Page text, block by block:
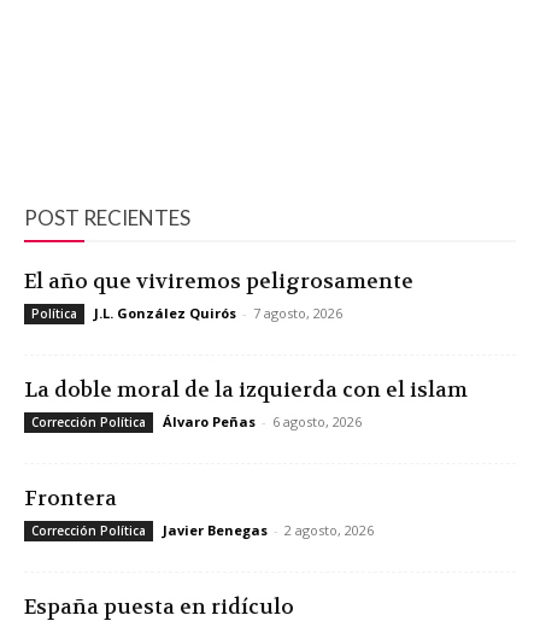
POST RECIENTES
El año que viviremos peligrosamente
Política J.L. González Quirós - 7 agosto, 2026
La doble moral de la izquierda con el islam
Corrección Política Álvaro Peñas - 6 agosto, 2026
Frontera
Corrección Política Javier Benegas - 2 agosto, 2026
España puesta en ridículo